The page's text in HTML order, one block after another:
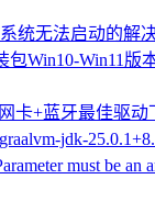
统无法启动的解
Win10-Win11版
卡+蓝牙最佳驱动
jdk-
must be an